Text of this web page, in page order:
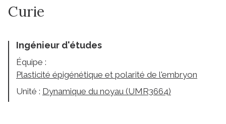
Curie
Ingénieur d'études
Équipe :
Plasticité épigénétique et polarité de l'embryon
Unité : Dynamique du noyau (UMR3664)